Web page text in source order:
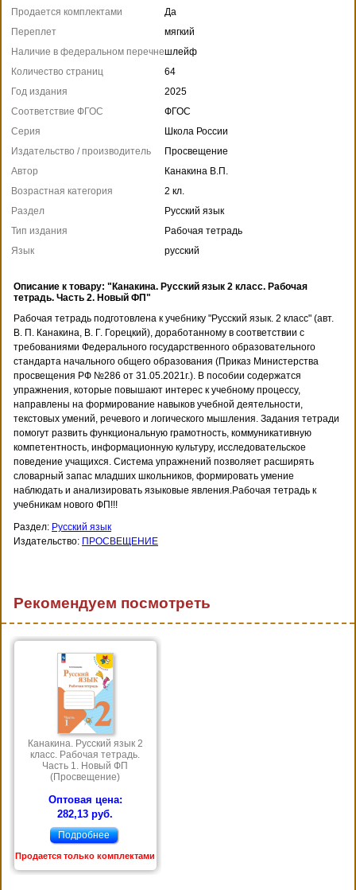
Продается комплектами
Да
Переплет
мягкий
Наличие в федеральном перечнешлейф
Количество страниц
64
Год издания
2025
Соответствие ФГОС
ФГОС
Серия
Школа России
Издательство / производитель
Просвещение
Автор
Канакина В.П.
Возрастная категория
2 кл.
Раздел
Русский язык
Тип издания
Рабочая тетрадь
Язык
русский
Описание к товару: "Канакина. Русский язык 2 класс. Рабочая
тетрадь. Часть 2. Новый ФП"
Рабочая тетрадь подготовлена к учебнику "Русский язык. 2 класс" (авт.
В. П. Канакина, В. Г. Горецкий), доработанному в соответствии с
требованиями Федерального государственного образовательного
стандарта начального общего образования (Приказ Министерства
просвещения РФ №286 от 31.05.2021г.). В пособии содержатся
упражнения, которые повышают интерес к учебному процессу,
направлены на формирование навыков учебной деятельности,
текстовых умений, речевого и логического мышления. Задания тетради
помогут развить функциональную грамотность, коммуникативную
компетентность, информационную культуру, исследовательское
поведение учащихся. Система упражнений позволяет расширять
словарный запас младших школьников, формировать умение
наблюдать и анализировать языковые явления.Рабочая тетрадь к
учебникам нового ФП!!!
Раздел: Русский язык
Издательство: ПРОСВЕЩЕНИЕ
Рекомендуем посмотреть
Канакина. Русский язык 2
класс. Рабочая тетрадь.
Часть 1. Новый ФП
(Просвещение)
Оптовая цена:
282,13 руб.
Подробнее
Продается только комплектами